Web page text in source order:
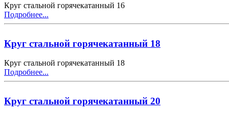
Круг стальной горячекатанный 16
Подробнее...
Круг стальной горячекатанный 18
Круг стальной горячекатанный 18
Подробнее...
Круг стальной горячекатанный 20